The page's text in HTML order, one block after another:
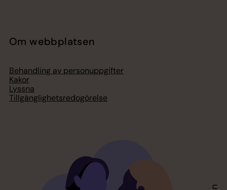
Om webbplatsen
Behandling av personuppgifter
Kakor
Lyssna
Tillgänglighetsredogörelse